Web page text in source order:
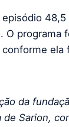
O programa
ela
da
Sarion,